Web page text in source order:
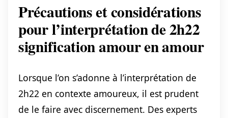
Précautions et considérations
pour l’interprétation de 2h22
signification amour en amour
Lorsque l’on s’adonne à l’interprétation de
2h22 en contexte amoureux, il est prudent
de le faire avec discernement. Des experts